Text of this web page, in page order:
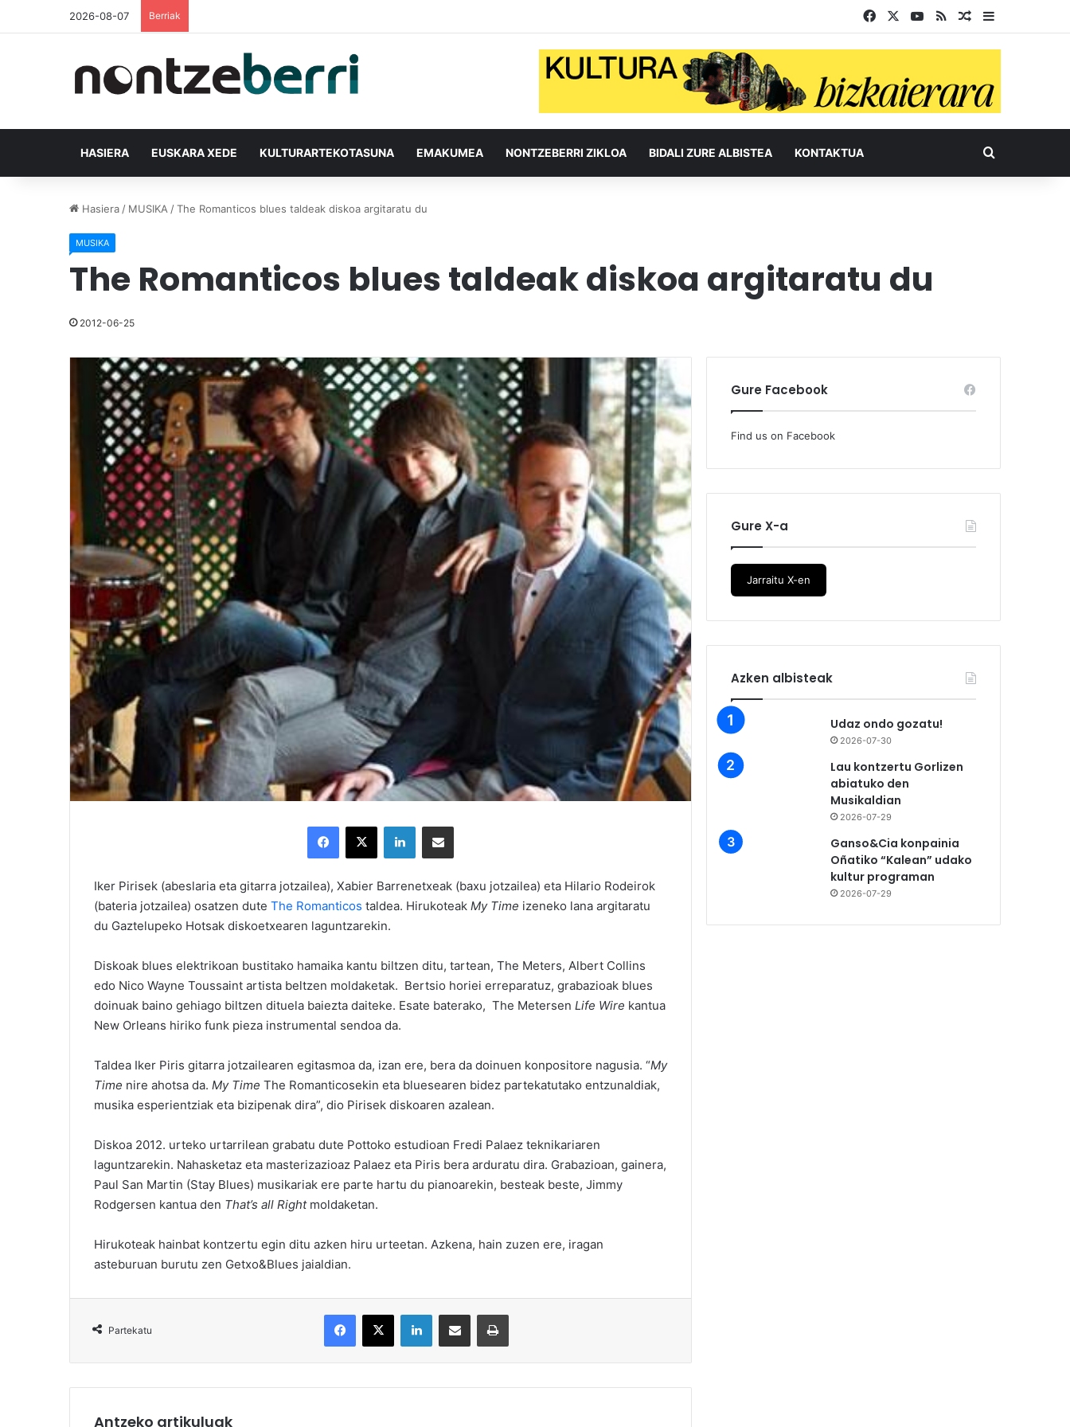
2026-08-07 Berriak Facebook YouTube
RSS Ausazko
HASIERA EUSKARA XEDE KULTURARTEKOTASUNA EMAKUMEA NONTZEBERRI ZIKLOA BIDALI ZURE ALBISTEA KONTAKTUA Bilatu
Hasiera / MUSIKA /The Romanticos blues taldeak diskoa argitaratu du
MUSIKA
The Romanticos blues taldeak diskoa argitaratu du
2012-06-25
Iker Pirisek (abeslaria eta gitarra jotzailea), Xabier Barrenetxeak (baxu jotzailea) eta Hilario Rodeirok
(bateria jotzailea) osatzen dute The Romanticos taldea. Hirukoteak My Time izeneko lana argitaratu
du Gaztelupeko Hotsak diskoetxearen laguntzarekin.
Diskoak blues elektrikoan bustitako hamaika kantu biltzen ditu, tartean, The Meters, Albert Collins
edo Nico Wayne Toussaint artista beltzen moldaketak. Bertsio horiei erreparatuz, grabazioak blues
doinuak baino gehiago biltzen dituela baiezta daiteke. Esate baterako, The Metersen Life Wire kantua
New Orleans hiriko funk pieza instrumental sendoa da.
Taldea Iker Piris gitarra jotzailearen egitasmoa da, izan ere, bera da doinuen konpositore nagusia. “My
Time nire ahotsa da. My Time The Romanticosekin eta bluesearen bidez partekatutako entzunaldiak,
musika esperientziak eta bizipenak dira”, dio Pirisek diskoaren azalean.
Diskoa 2012. urteko urtarrilean grabatu dute Pottoko estudioan Fredi Palaez teknikariaren
laguntzarekin. Nahasketaz eta masterizazioaz Palaez eta Piris bera arduratu dira. Grabazioan, gainera,
Paul San Martin (Stay Blues) musikariak ere parte hartu du pianoarekin, besteak beste, Jimmy
Rodgersen kantua den That’s all Rightmoldaketan.
Hirukoteak hainbat kontzertu egin ditu azken hiru urteetan. Azkena, hain zuzen ere, iragan
asteburuan burutu zen Getxo&Blues jaialdian.
Partekatu
Antzeko artikuluak
Gure Facebook
Find us on Facebook
Gure X-a
Jarraitu X-en
Azken albisteak
Udaz ondo gozatu!
2026-07-30
Lau kontzertu Gorlizen
abiatuko den
Musikaldian
2026-07-29
Ganso&Cia konpainia
Oñatiko “Kalean” udako
kultur programan
2026-07-29